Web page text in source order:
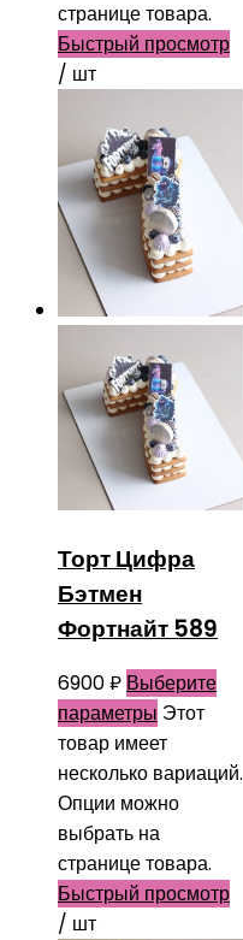
странице товара.
Быстрый просмотр
/ шт
Торт Цифра
Бэтмен
Фортнайт 589
6900₽ Выберите
параметры Этот
товар имеет
несколько вариаций.
Опции можно
выбрать на
странице товара.
Быстрый просмотр
/ шт